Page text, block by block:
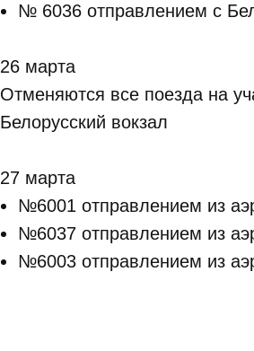
№ 6036 отправлением с
26 марта
Отменяются все поезда на
Белорусский вокзал
27 марта
№6001 отправлением из
№6037 отправлением из
№6003 отправлением из